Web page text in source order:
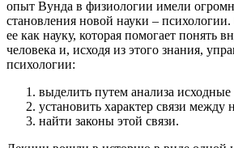
опыт Вунда в физиологии имели
становления новой науки –
ее как науку, которая помогает понять
человека и, исходя из этого знания,
психологии:
выделить путем анализа
установить характер связи между
найти законы этой связи.